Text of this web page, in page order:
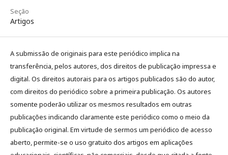
Seção
Artigos
A submissão de originais para este periódico implica na
transferência, pelos autores, dos direitos de publicação impressa e
digital. Os direitos autorais para os artigos publicados são do autor,
com direitos do periódico sobre a primeira publicação. Os autores
somente poderão utilizar os mesmos resultados em outras
publicações indicando claramente este periódico como o meio da
publicação original. Em virtude de sermos um periódico de acesso
aberto, permite-se o uso gratuito dos artigos em aplicações